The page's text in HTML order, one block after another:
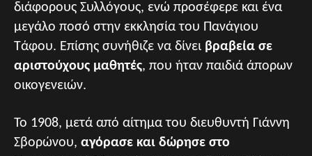
διάφορους Συλλόγους, ενώ προσέφερε και ένα
μεγάλο ποσό στην εκκλησία του Πανάγιου
Τάφου. Επίσης συνήθιζε να δίνει βραβεία σε
αριστούχους μαθητές, που ήταν παιδιά άπορων
οικογενειών.
Το 1908, μετά από αίτημα του διευθυντή Γιάννη
Σβορώνου, αγόρασε και δώρησε στο